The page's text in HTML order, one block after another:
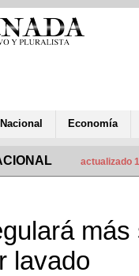
Nacional Economía
actualizado
lavado